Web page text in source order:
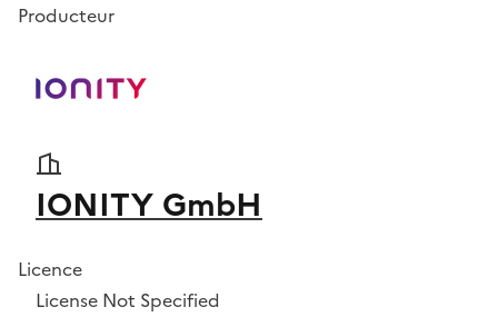
Producteur
IONITY GmbH
Licence
License Not Specified